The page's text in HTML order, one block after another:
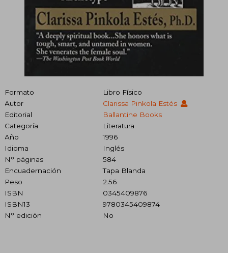
Formato
Libro Físico
Autor
Clarissa Pinkola Estés
Editorial
Ballantine Books
Categoría
Literatura
Año
1996
Idioma
Inglés
N° páginas
584
Encuadernación
Tapa Blanda
Peso
2.56
ISBN
0345409876
ISBN13
9780345409874
N° edición
No